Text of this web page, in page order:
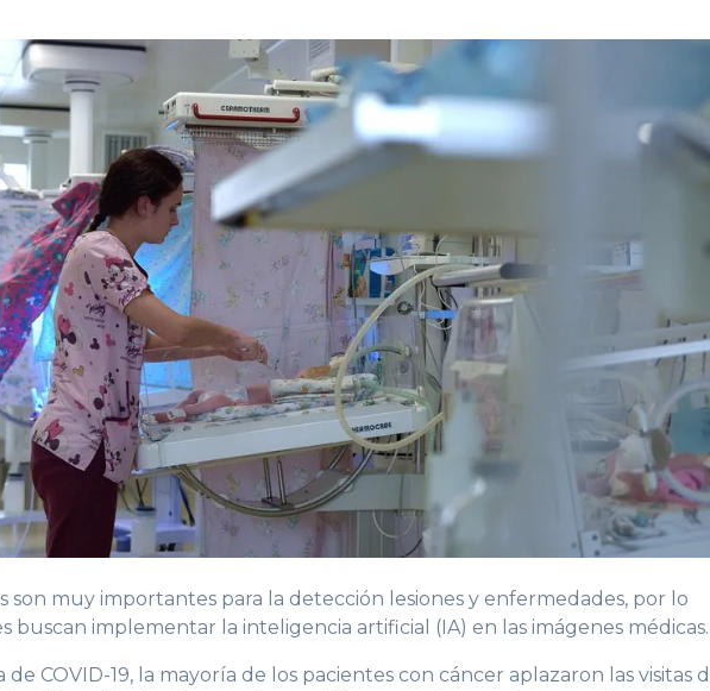
son muy importantes para la detección lesiones y enfermedades, por lo
buscan implementar la inteligencia artificial (IA) en las imágenes médicas.
COVID-19, la mayoría de los pacientes con cáncer aplazaron las visitas